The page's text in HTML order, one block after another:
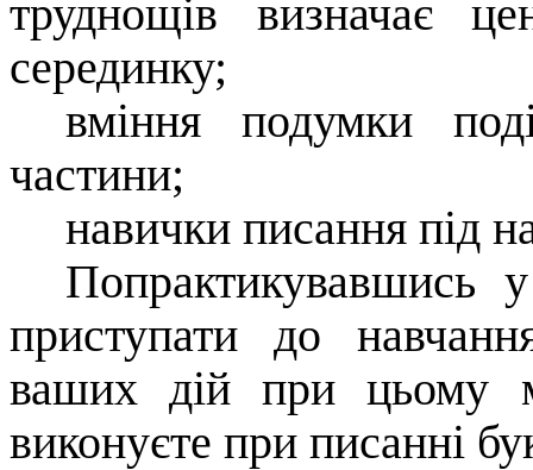
труднощів визначає
серединку;
вміння подумки
частини;
навички писання під
Попрактикувавшись
приступати до
ваших дій при цьому
виконуєте при писанні